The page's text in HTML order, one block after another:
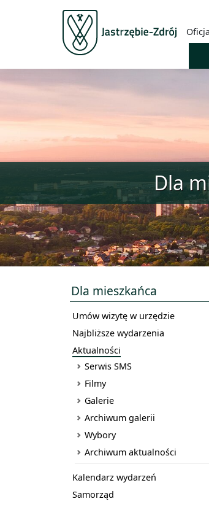
Dla
Dla mieszkańca
Umów wizytę w urzędzie
Najbliższe wydarzenia
Aktualności
Serwis SMS
Filmy
Galerie
Archiwum galerii
Wybory
Archiwum aktualności
Kalendarz wydarzeń
Samorząd